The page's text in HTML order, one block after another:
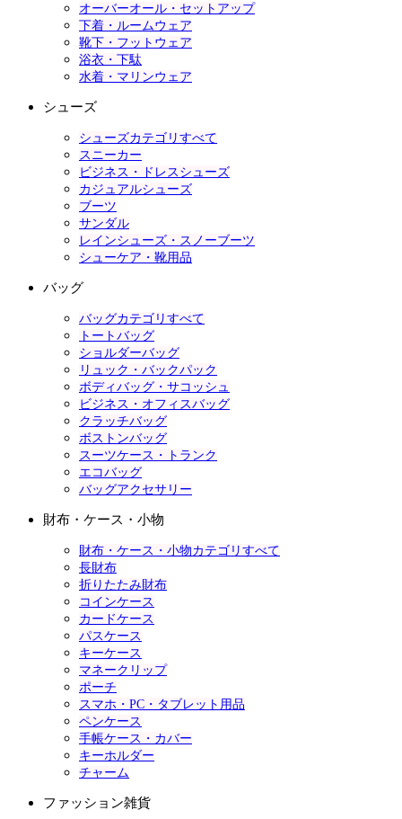
オーバーオール・セットアップ
下着・ルームウェア
靴下・フットウェア
浴衣・下駄
水着・マリンウェア
シューズ
シューズカテゴリすべて
スニーカー
ビジネス・ドレスシューズ
カジュアルシューズ
ブーツ
サンダル
レインシューズ・スノーブーツ
シューケア・靴用品
バッグ
バッグカテゴリすべて
トートバッグ
ショルダーバッグ
リュック・バックパック
ボディバッグ・サコッシュ
ビジネス・オフィスバッグ
クラッチバッグ
ボストンバッグ
スーツケース・トランク
エコバッグ
バッグアクセサリー
財布・ケース・小物
財布・ケース・小物カテゴリすべて
長財布
折りたたみ財布
コインケース
カードケース
パスケース
キーケース
マネークリップ
ポーチ
スマホ・PC・タブレット用品
ペンケース
手帳ケース・カバー
キーホルダー
チャーム
ファッション雑貨